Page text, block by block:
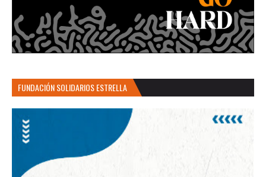
FUNDACIÓN SOLIDARIOS ESTRELLA